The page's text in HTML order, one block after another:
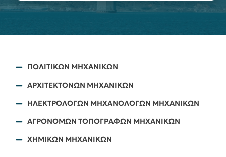
ΠΟΛΙΤΙΚΩΝ ΜΗΧΑΝΙΚΩΝ
ΑΡΧΙΤΕΚΤΟΝΩΝ ΜΗΧΑΝΙΚΩΝ
ΗΛΕΚΤΡΟΛΟΓΩΝ ΜΗΧΑΝΟΛΟΓΩΝ ΜΗΧΑΝΙΚΩΝ
ΑΓΡΟΝΟΜΩΝ ΤΟΠΟΓΡΑΦΩΝ ΜΗΧΑΝΙΚΩΝ
ΧΗΜΙΚΩΝ ΜΗΧΑΝΙΚΩΝ